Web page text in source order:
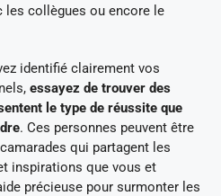
les collègues ou encore le
identifié clairement vos
essayez de trouver des
le type de réussite que
. Ces personnes peuvent être
qui partagent les
inspirations que vous et
précieuse pour surmonter les